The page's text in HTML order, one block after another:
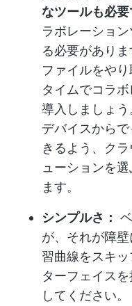
なツールも必要
ラボレーショ
る必要があり
ファイルをや
タイムでコラ
導入しましょ
デバイスから
きるよう、ク
ューションを
ます。
シンプルさ：
が、それが障
習曲線をスキ
ターフェイス
してください。